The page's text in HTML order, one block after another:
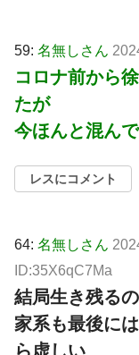
59: 名無しさん
コロナ前から
たが
今ほんと混ん
レスにコメント
64: 名無しさん
ID:35X6qC7Ma
結局生き残る
家系も最後に
ら虚しい